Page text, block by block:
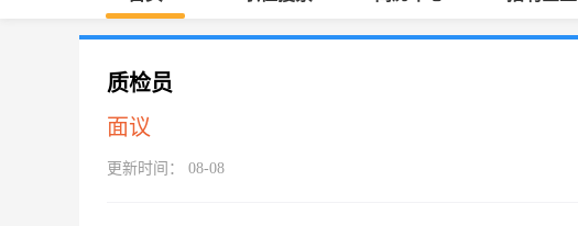
质检员
面议
更新时间： 08-08